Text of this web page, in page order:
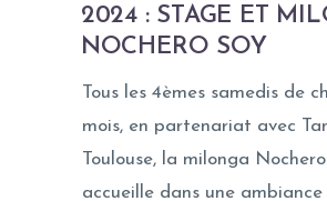
2024 : STAGE ET
NOCHERO SOY
Tous les 4èmes samedis de
mois, en partenariat avec
Toulouse, la milonga
accueille dans une